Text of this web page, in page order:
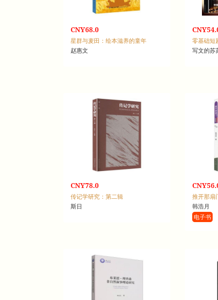
CNY68.0
星群与麦田：绘本滋养的童年
赵惠文
零基础短
写文的苏
CNY78.0
传记学研究：第二辑
斯日
推开那扇
韩浩月
电子书